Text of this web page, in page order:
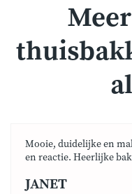
Mooie, duidelijke en
en reactie. Heerlijke
JANET